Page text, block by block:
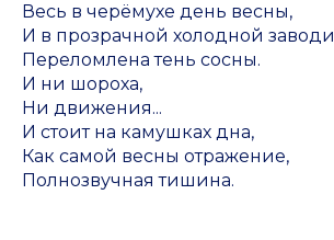
Весь в черёмухе день весны,
И в прозрачной холодной заводи
Переломлена тень сосны.
И ни шороха,
Ни движения...
И стоит на камушках дна,
Как самой весны отражение,
Полнозвучная тишина.